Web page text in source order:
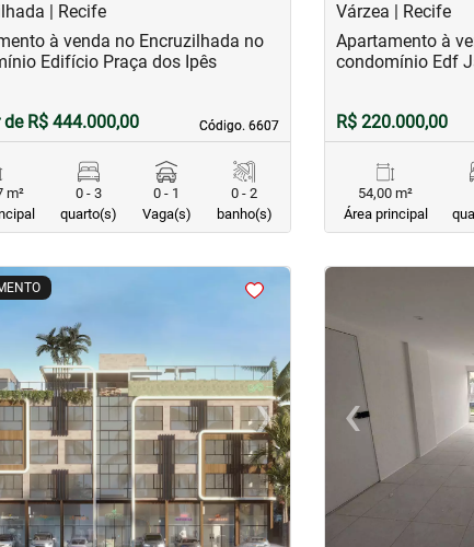
| Recife
Código. 6607
Código. 6607
à venda no Encruzilhada no
Edifício Praça dos Ipês
R$ 444.000,00
m²
0 - 3
quarto(s)
0 - 1
Vaga(s)
0 - 2
banho(s)
Várzea | Recife
Apartamento à
condomínio Edf
R$ 220.000,00
54,00 m²
Área principal
›Next
<
‹
Previous